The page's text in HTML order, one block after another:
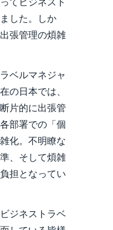
した。しか
張管理の煩雑
ベルマネジャ
の日本では、
片的に出張管
部署での「個
化。不明瞭な
、そして煩雑
担となってい
ジネストラベ